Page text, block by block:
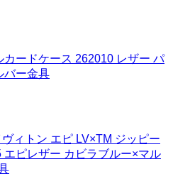
カードケース 262010 レザー パ
バー金具
ィトン エピ LV×TM ジッピー
エピレザー カビラブルー×マル